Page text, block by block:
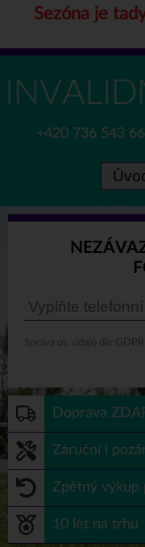
Sezóna je
+420 736 543
Správa os. údajů dle GDPR
Doprava
Záruční i
Zpětný výkup
10 let na trhu